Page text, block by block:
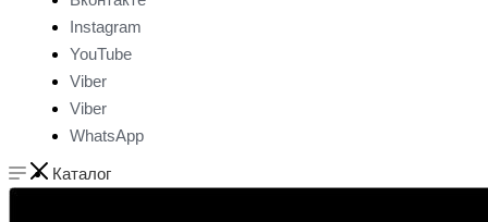
Instagram
YouTube
Viber
Viber
WhatsApp
Каталог